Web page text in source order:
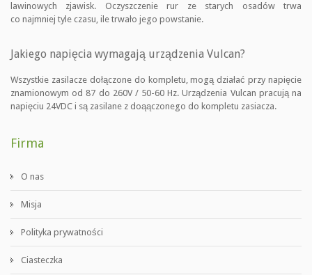
lawinowych zjawisk. Oczyszczenie rur ze starych osadów trwa
co najmniej tyle czasu, ile trwało jego powstanie.
Jakiego napięcia wymagają urządzenia Vulcan?
Wszystkie zasilacze dołączone do kompletu, mogą działać przy napięcie
znamionowym od 87 do 260V / 50-60 Hz. Urządzenia Vulcan pracują na
napięciu 24VDC i są zasilane z doąączonego do kompletu zasiacza.
Firma
O nas
Misja
Polityka prywatności
Ciasteczka